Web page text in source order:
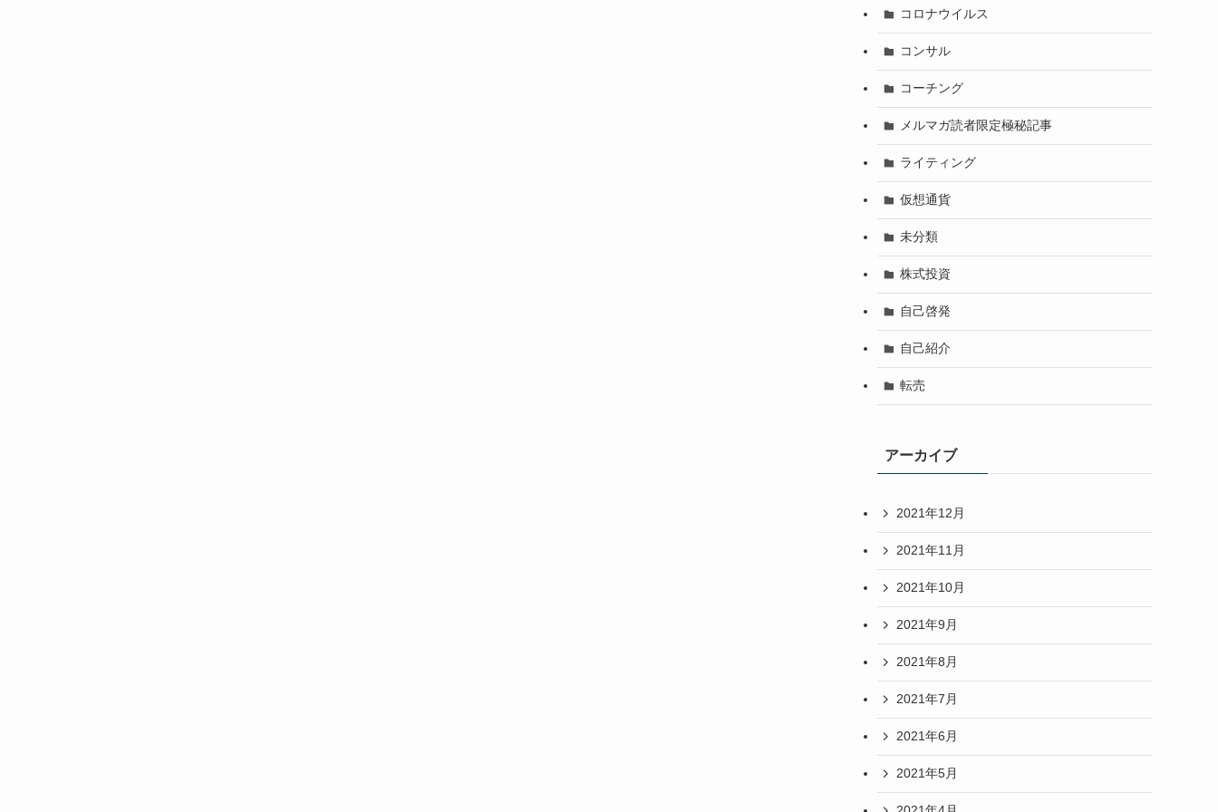
コロナウイルス
コンサル
コーチング
メルマガ読者限定極秘記事
ライティング
仮想通貨
未分類
株式投資
自己啓発
自己紹介
転売
アーカイブ
2021年12月
2021年11月
2021年10月
2021年9月
2021年8月
2021年7月
2021年6月
2021年5月